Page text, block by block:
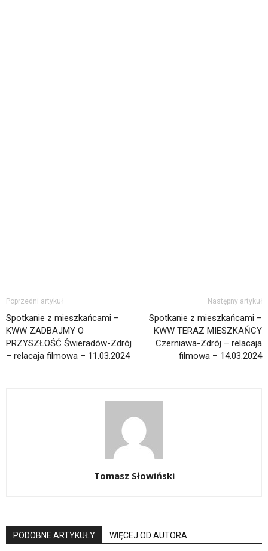
Poprzedni artykuł
Spotkanie z mieszkańcami –
KWW ZADBAJMY O
PRZYSZŁOŚĆ Świeradów-Zdrój
– relacaja filmowa – 11.03.2024
Następny artykuł
Spotkanie z mieszkańcami –
KWW TERAZ MIESZKAŃCY
Czerniawa-Zdrój – relacaja
filmowa – 14.03.2024
Tomasz Słowiński
PODOBNE ARTYKUŁY WIĘCEJ OD AUTORA